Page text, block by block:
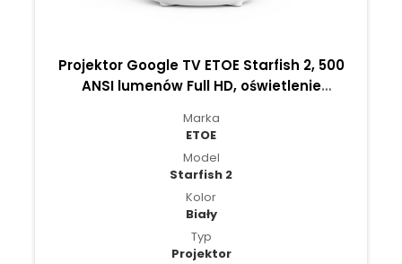
Projektor Google TV ETOE Starfish 2, 500
ANSI lumenów Full HD, oświetlenie
Marka
ETOE
Model
Starfish 2
Kolor
Biały
Typ
Projektor